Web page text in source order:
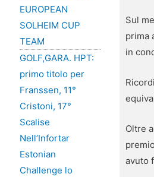
EUROPEAN
SOLHEIM CUP
TEAM
GOLF,GARA. HPT:
primo titolo per
Franssen, 11°
Cristoni, 17°
Scalise
Nell’Infortar
Estonian
Challenge lo
Sul
prima
in
Oltre
avuto